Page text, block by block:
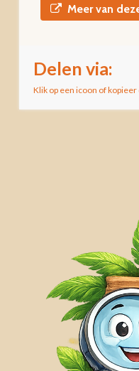
Meer van
Delen via:
Klik op een icoon of